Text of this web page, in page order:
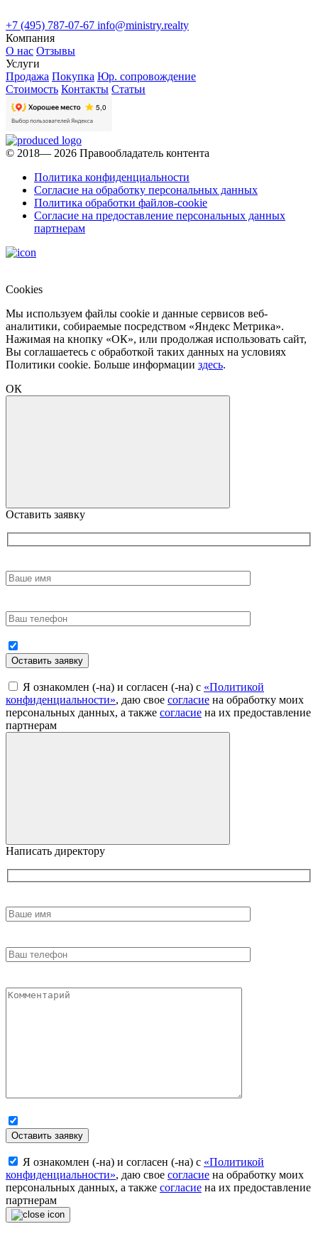
+7 (495) 787-07-67 info@ministry.realty
Компания
О нас Отзывы
Услуги
Продажа Покупка Юр. сопровождение
Стоимость Контакты Статьи
© 2018— 2026 Правообладатель контента
Политика конфиденциальности
Согласие на обработку персональных данных
Политика обработки файлов-cookie
Согласие на предоставление персональных данных
партнерам
Cookies
Мы используем файлы cookie и данные сервисов веб-
аналитики, собираемые посредством «Яндекс Метрика».
Нажимая на кнопку «ОК», или продолжая использовать сайт,
Вы соглашаетесь с обработкой таких данных на условиях
Политики cookie. Больше информации здесь.
ОК
Оставить заявку
Оставить заявку
Я ознакомлен (-на) и согласен (-на) с «Политикой
конфиденциальности», даю свое согласие на обработку моих
персональных данных, а также согласие на их предоставление
партнерам
Написать директору
Оставить заявку
Я ознакомлен (-на) и согласен (-на) с «Политикой
конфиденциальности», даю свое согласие на обработку моих
персональных данных, а также согласие на их предоставление
партнерам